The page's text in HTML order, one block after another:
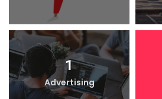
1
Advertising